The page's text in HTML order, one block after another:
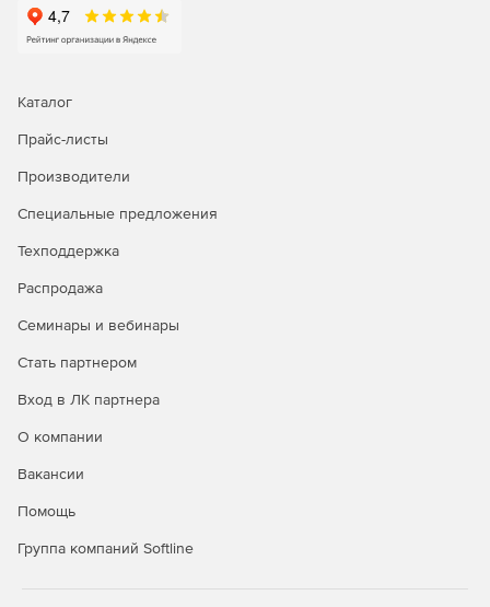
Каталог
Прайс-листы
Производители
Специальные предложения
Техподдержка
Распродажа
Семинары и вебинары
Стать партнером
Вход в ЛК партнера
О компании
Вакансии
Помощь
Группа компаний Softline